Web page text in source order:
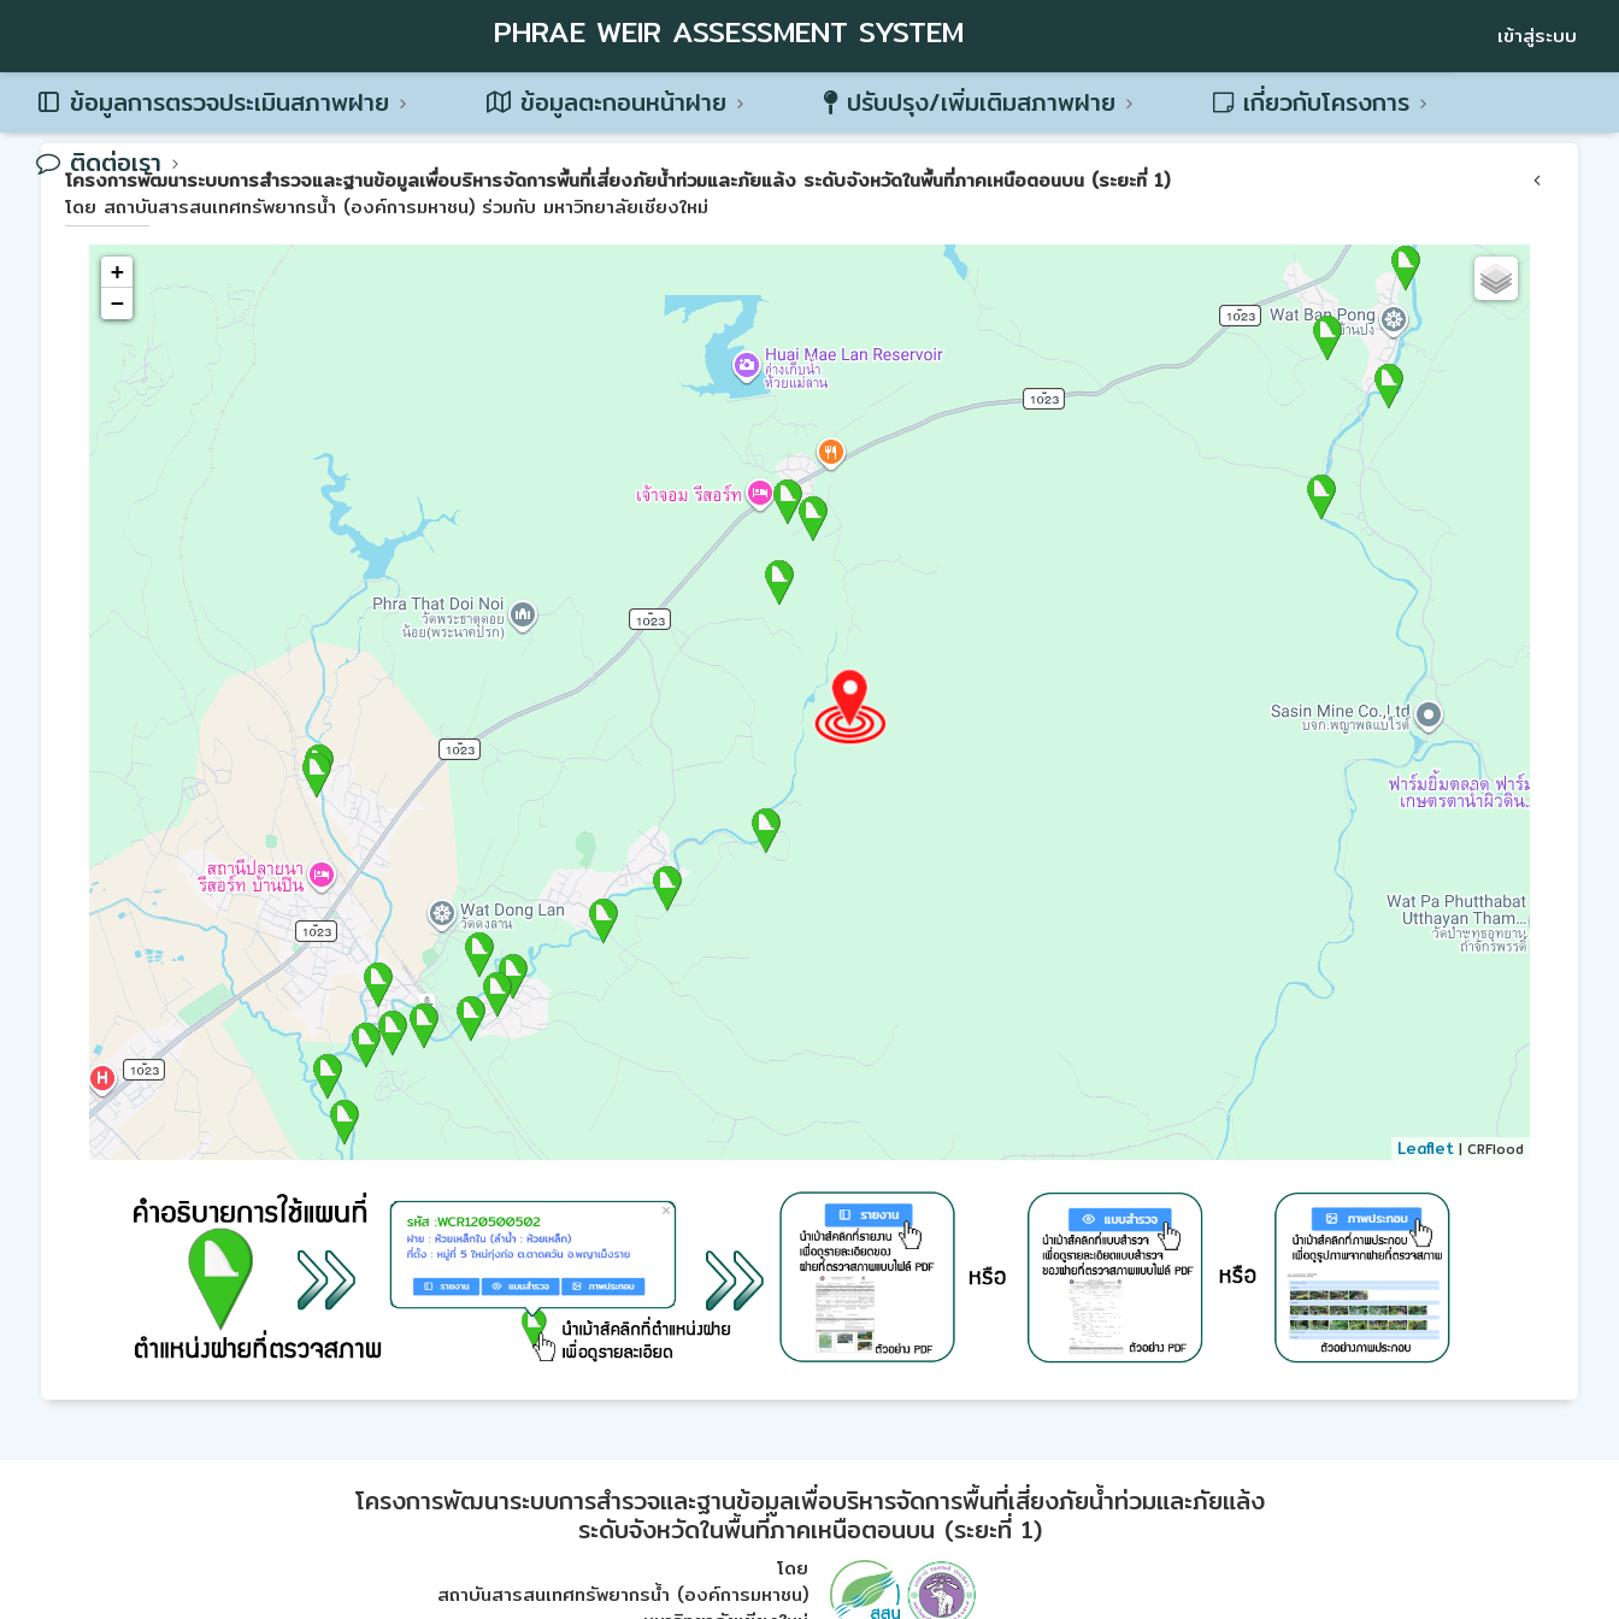
PHRAE WEIR ASSESSMENT SYSTEM เข้าสู่ระบบ
ข้อมูลการตรวจประเมินสภาพฝาย ข้อมูลตะกอนหน้าฝาย ปรับปรุง/เพิ่มเติมสภาพฝาย
เกี่ยวกับโครงการ
ติดต่อเรา
โครงการพัฒนาระบบการสำรวจและฐานข้อมูลเพื่อบริหารจัดการพื้นที่เสี่ยงภัยน้ำท่วมและภัยแล้ง ระดับจังหวัดในพื้นที่ภาคเหนือตอนบน (ระยะที่ 1)
โดย สถาบันสารสนเทศทรัพยากรน้ำ (องค์การมหาชน) ร่วมกับ มหาวิทยาลัยเชียงใหม่
+
−
Leaflet | CRFlood
โครงการพัฒนาระบบการสำรวจและฐานข้อมูลเพื่อบริหารจัดการพื้นที่เสี่ยงภัยน้ำท่วมและภัยแล้ง
ระดับจังหวัดในพื้นที่ภาคเหนือตอนบน (ระยะที่ 1)
โดย
สถาบันสารสนเทศทรัพยากรน้ำ (องค์การมหาชน)